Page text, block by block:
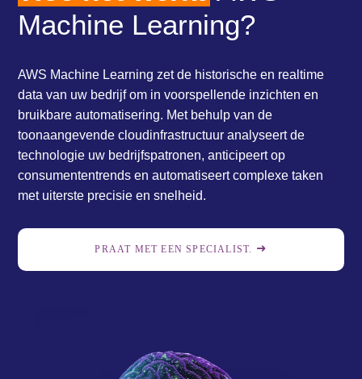
Machine Learning?
AWS Machine Learning zet de historische en realtime
data van uw bedrijf om in voorspellende inzichten en
bruikbare automatisering. Met behulp van de
toonaangevende cloudinfrastructuur analyseert de
technologie uw bedrijfspatronen, anticipeert op
consumententrends en automatiseert complexe taken
met uiterste precisie en snelheid.
PRAAT MET EEN SPECIALIST.